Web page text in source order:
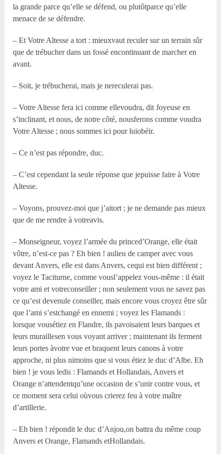
la grande parce qu’elle se défend, ou plutôtparce qu’elle
menace de se défendre.
– Et Votre Altesse a tort : mieuxvaut reculer sur un terrain sûr
que de trébucher dans un fossé encontinuant de marcher en
avant.
– Soit, je trébucherai, mais je nereculerai pas.
– Votre Altesse fera ici comme ellevoudra, dit Joyeuse en
s’inclinant, et nous, de notre côté, nousferons comme voudra
Votre Altesse ; nous sommes ici pour luiobéir.
– Ce n’est pas répondre, duc.
– C’est cependant la seule réponse que jepuisse faire à Votre
Altesse.
– Voyons, prouvez-moi que j’aitort ; je ne demande pas mieux
que de me rendre à votreavis.
– Monseigneur, voyez l’armée du princed’Orange, elle était
vôtre, n’est-ce pas ? Eh bien ! aulieu de camper avec vous
devant Anvers, elle est dans Anvers, cequi est bien différent ;
voyez le Taciturne, comme vousl’appelez vous-même : il était
votre ami et votreconseiller ; non seulement vous ne savez pas
ce qu’est devenule conseiller, mais encore vous croyez être sûr
que l’ami s’estchangé en ennemi ; voyez les Flamands :
lorsque vousétiez en Flandre, ils pavoisaient leurs barques et
leurs muraillesen vous voyant arriver ; maintenant ils ferment
leurs portes àvotre vue et braquent leurs canons à votre
approche, ni plus nimoins que si vous étiez le duc d’Albe. Eh
bien ! je vous ledis : Flamands et Hollandais, Anvers et
Orange n’attendentqu’une occasion de s’unir contre vous, et
ce moment sera celui oùvous crierez feu à votre maître
d’artillerie.
– Eh bien ! répondit le duc d’Anjou,on battra du même coup
Anvers et Orange, Flamands etHollandais.